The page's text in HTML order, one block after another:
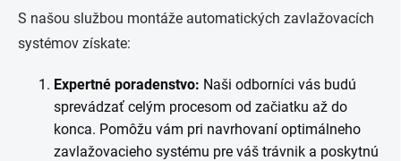
S našou službou montáže automatických zavlažovacích
systémov získate:
Expertné poradenstvo: Naši odborníci vás budú
sprevádzať celým procesom od začiatku až do
konca. Pomôžu vám pri navrhovaní optimálneho
zavlažovacieho systému pre váš trávnik a poskytnú